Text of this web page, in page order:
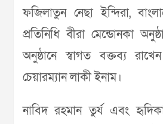
ফজিলাতুন নেছা ইন্দিরা,
প্রতিনিধি বীরা মেন্ডোনকা
অনুষ্ঠানে স্বাগত বক্তব্য
চেয়ারম্যান লাকী ইনাম।
নাবিদ রহমান তুর্য এবং